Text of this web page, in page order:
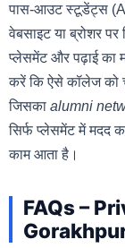
पास-आउट स्टूडेंट्स
वेबसाइट या ब्रोशर
प्लेसमेंट और पढ़ाई का
करें कि ऐसे कॉलेज को
जिसका alumni
सिर्फ प्लेसमेंट में मदद
काम आता है।
FAQs –